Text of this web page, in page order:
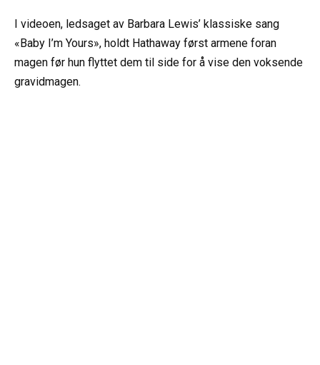
I videoen, ledsaget av Barbara Lewis’ klassiske sang
«Baby I’m Yours», holdt Hathaway først armene foran
magen før hun flyttet dem til side for å vise den voksende
gravidmagen.